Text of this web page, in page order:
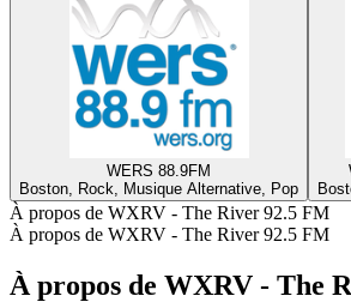
WERS 88.9FM
Boston, Rock, Musique Alternative, Pop
À propos de WXRV - The River 92.5 FM
À propos de WXRV - The River 92.5 FM
À propos de WXRV - The